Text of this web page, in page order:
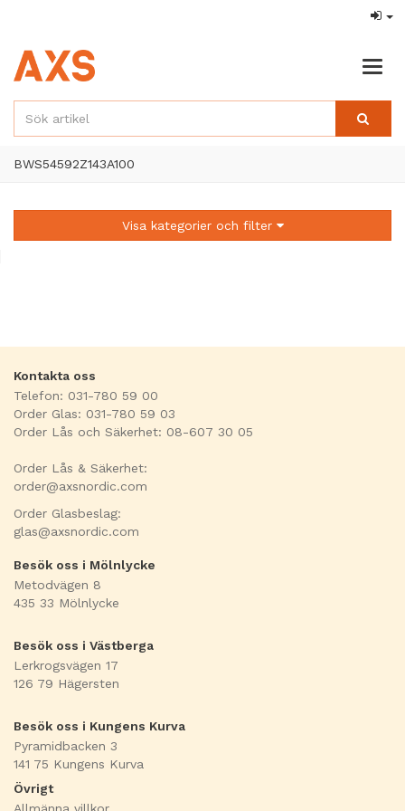
BWS54592Z143A100
Visa kategorier och filter
Kontakta oss
Telefon: 031-780 59 00
Order Glas: 031-780 59 03
Order Lås och Säkerhet: 08-607 30 05
Order Lås & Säkerhet:
order@axsnordic.com
Order Glasbeslag:
glas@axsnordic.com
Besök oss i Mölnlycke
Metodvägen 8
435 33 Mölnlycke
Besök oss i Västberga
Lerkrogsvägen 17
126 79 Hägersten
Besök oss i Kungens Kurva
Pyramidbacken 3
141 75 Kungens Kurva
Övrigt
Allmänna villkor